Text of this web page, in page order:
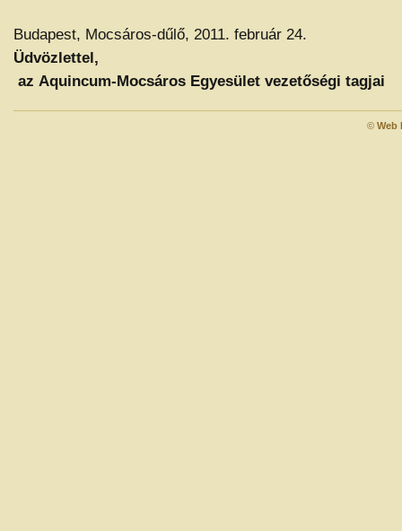
Budapest, Mocsáros-dűlő, 2011. február 24.
Üdvözlettel,
az Aquincum-Mocsáros Egyesület vezetőségi tagjai
©Web